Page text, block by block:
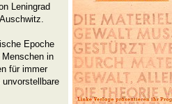
Leningrad
Epoche
in
für immer